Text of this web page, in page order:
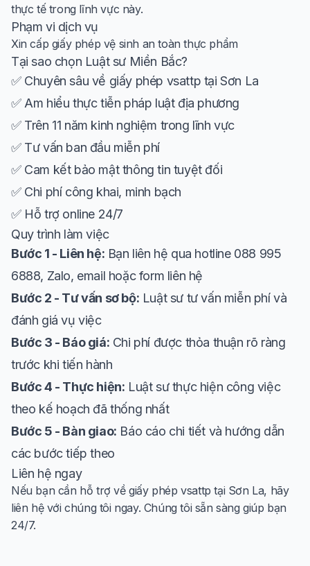
thực tế trong lĩnh vực này.
Phạm vi dịch vụ
Xin cấp giấy phép vệ sinh an toàn thực phẩm
Tại sao chọn Luật sư Miền Bắc?
✅ Chuyên sâu về giấy phép vsattp tại Sơn La
✅ Am hiểu thực tiễn pháp luật địa phương
✅ Trên 11 năm kinh nghiệm trong lĩnh vực
✅ Tư vấn ban đầu miễn phí
✅ Cam kết bảo mật thông tin tuyệt đối
✅ Chi phí công khai, minh bạch
✅ Hỗ trợ online 24/7
Quy trình làm việc
Bước 1 - Liên hệ: Bạn liên hệ qua hotline 088 995
6888, Zalo, email hoặc form liên hệ
Bước 2 - Tư vấn sơ bộ: Luật sư tư vấn miễn phí và
đánh giá vụ việc
Bước 3 - Báo giá: Chi phí được thỏa thuận rõ ràng
trước khi tiến hành
Bước 4 - Thực hiện: Luật sư thực hiện công việc
theo kế hoạch đã thống nhất
Bước 5 - Bàn giao: Báo cáo chi tiết và hướng dẫn
các bước tiếp theo
Liên hệ ngay
Nếu bạn cần hỗ trợ về giấy phép vsattp tại Sơn La, hãy
liên hệ với chúng tôi ngay. Chúng tôi sẵn sàng giúp bạn
24/7.